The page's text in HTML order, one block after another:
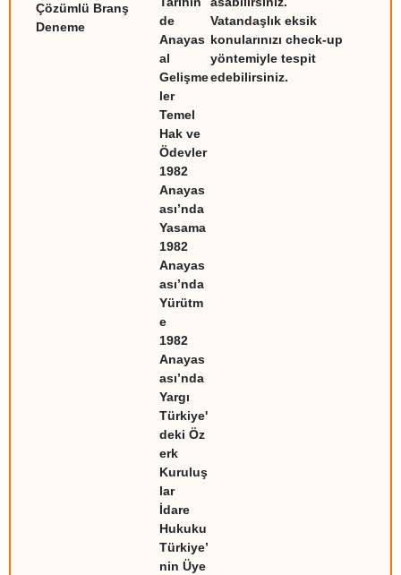
Çözümlü Branş
Deneme
de
Anayas
al
Gelişme
ler
Temel
Hak ve
Ödevler
1982
Anayas
ası’nda
Yasama
1982
Anayas
ası’nda
Yürütm
e
1982
Anayas
ası’nda
Yargı
Türkiye'
deki Öz
erk
Kuruluş
lar
İdare
Hukuku
Türkiye’
nin Üye
Vatandaşlık eksik
konularınızı check-up
yöntemiyle tespit
edebilirsiniz.